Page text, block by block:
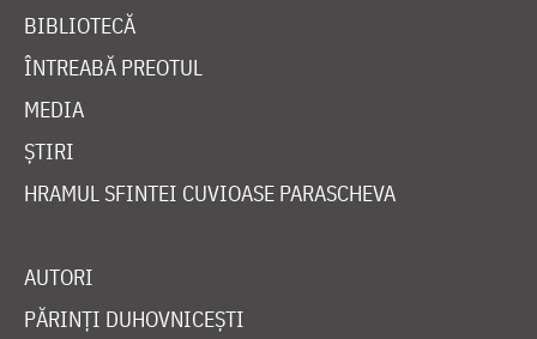
BIBLIOTECĂ
ÎNTREABĂ PREOTUL
MEDIA
ȘTIRI
HRAMUL SFINTEI CUVIOASE PARASCHEVA
AUTORI
PĂRINȚI DUHOVNICEȘTI